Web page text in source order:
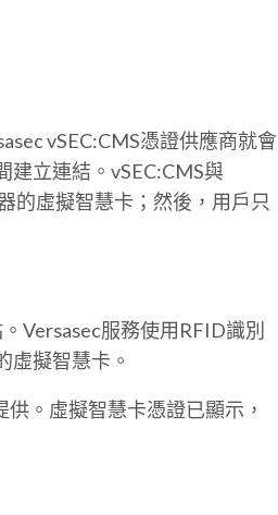
vSEC:CMS憑證供應商就會
立連結。vSEC:CMS與
的虛擬智慧卡；然後，用戶只
Versasec服務使用RFID識別
虛擬智慧卡。
。虛擬智慧卡憑證已顯示，